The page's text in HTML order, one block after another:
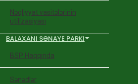
Nəqliyyat vasitələrinin
utilizasiyası
BALAXANI SƏNAYE PARKI
BSP Haqqında
Sənədlər